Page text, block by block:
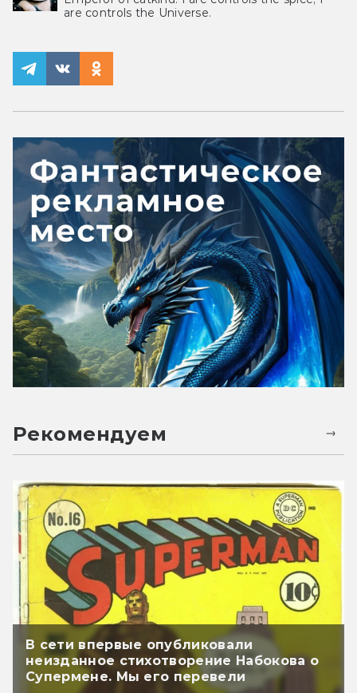
are controls the Universe.
Рекомендуем
В сети впервые опубликовали
неизданное стихотворение Набокова о
Супермене. Мы его перевели